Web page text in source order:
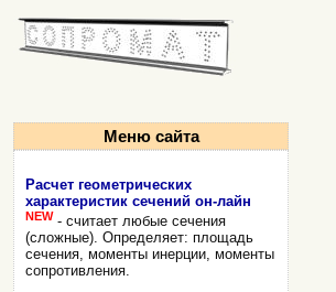
Меню сайта
Расчет геометрических
характеристик сечений он-лайн
NEW - считает любые сечения
(сложные). Определяет: площадь
сечения, моменты инерции, моменты
сопротивления.